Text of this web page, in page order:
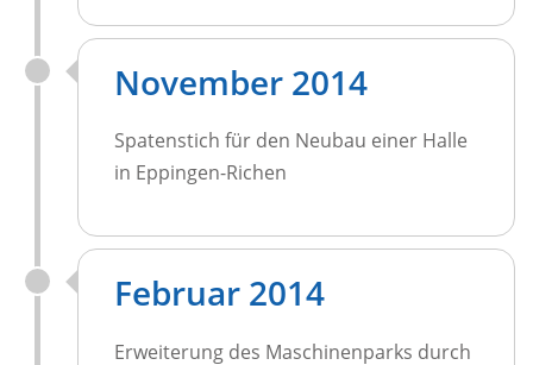
November 2014
Spatenstich für den Neubau einer Halle
in Eppingen-Richen
Februar 2014
Erweiterung des Maschinenparks durch